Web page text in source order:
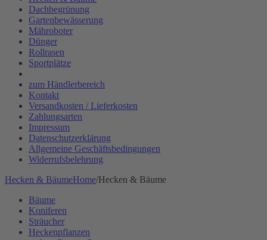
Dachbegrünung
Gartenbewässerung
Mähroboter
Dünger
Rollrasen
Sportplätze
zum Händlerbereich
Kontakt
Versandkosten / Lieferkosten
Zahlungsarten
Impressum
Datenschutzerklärung
Allgemeine Geschäftsbedingungen
Widerrufsbelehrung
Hecken & BäumeHome/Hecken & Bäume
Bäume
Koniferen
Sträucher
Heckenpflanzen